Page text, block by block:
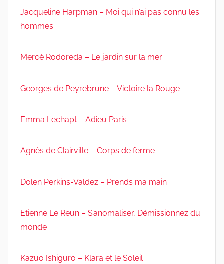
Jacqueline Harpman – Moi qui n’ai pas connu les
hommes
.
Mercè Rodoreda – Le jardin sur la mer
.
Georges de Peyrebrune – Victoire la Rouge
.
Emma Lechapt – Adieu Paris
.
Agnès de Clairville – Corps de ferme
.
Dolen Perkins-Valdez – Prends ma main
.
Etienne Le Reun – S’anomaliser, Démissionnez du
monde
.
Kazuo Ishiguro – Klara et le Soleil